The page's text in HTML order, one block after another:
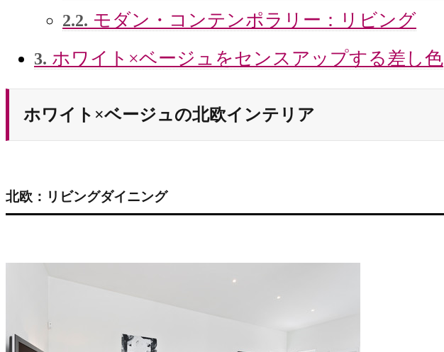
2.2. モダン・コンテンポラリー：リビング
3. ホワイト×ベージュをセンスアップする差し色
ホワイト×ベージュの北欧インテリア
北欧：リビングダイニング